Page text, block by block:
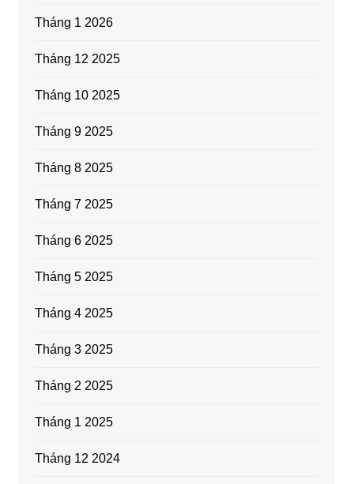
Tháng 1 2026
Tháng 12 2025
Tháng 10 2025
Tháng 9 2025
Tháng 8 2025
Tháng 7 2025
Tháng 6 2025
Tháng 5 2025
Tháng 4 2025
Tháng 3 2025
Tháng 2 2025
Tháng 1 2025
Tháng 12 2024